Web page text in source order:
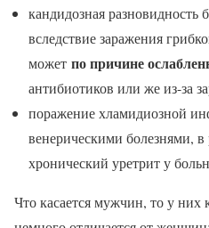
кандидозная разновидность
вследствие заражения
может по причине
антибиотиков или же из-за
поражение хламидиозной
венерическими болезнями, в
хронический уретрит у
Что касается мужчин, то у них